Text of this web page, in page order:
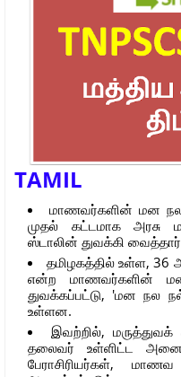
TAMIL
மாணவர்களின் மன
முதல் கட்டமாக அரசு
ஸ்டாலின் துவக்கி
தமிழகத்தில் உள்ள, 36
என்ற மாணவர்களின் மன
துவக்கப்பட்டு, 'மன நல
உள்ளன.
இவற்றில்,
தலைவர் உள்ளிட்ட
பேராசிரியர்கள்,